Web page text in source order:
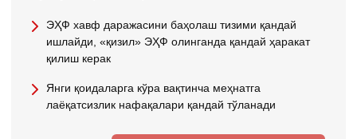
ЭҲФ хавф даражасини баҳолаш тизими қандай
ишлайди, «қизил» ЭҲФ олинганда қандай ҳаракат
қилиш керак
Янги қоидаларга кўра вақтинча меҳнатга
лаёқатсизлик нафақалари қандай тўланади